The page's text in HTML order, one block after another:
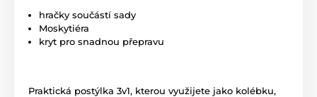
hračky součástí sady
Moskytiéra
kryt pro snadnou přepravu
Praktická postýlka 3v1, kterou využijete jako kolébku,